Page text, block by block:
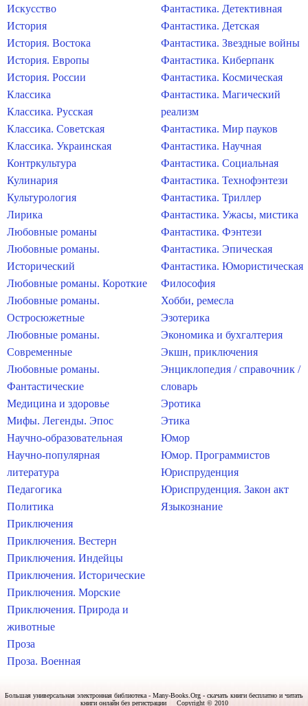
Искусство
История
История. Востока
История. Европы
История. России
Классика
Классика. Русская
Классика. Советская
Классика. Украинская
Контркультура
Кулинария
Культурология
Лирика
Любовные романы
Любовные романы.
Исторический
Любовные романы. Короткие
Любовные романы.
Остросюжетные
Любовные романы.
Современные
Любовные романы.
Фантастические
Медицина и здоровье
Мифы. Легенды. Эпос
Научно-образовательная
Научно-популярная
литература
Педагогика
Политика
Приключения
Приключения. Вестерн
Приключения. Индейцы
Приключения. Исторические
Приключения. Морские
Приключения. Природа и
животные
Проза
Проза. Военная
Фантастика. Детективная
Фантастика. Детская
Фантастика. Звездные войны
Фантастика. Киберпанк
Фантастика. Космическая
Фантастика. Магический
реализм
Фантастика. Мир пауков
Фантастика. Научная
Фантастика. Социальная
Фантастика. Технофэнтези
Фантастика. Триллер
Фантастика. Ужасы, мистика
Фантастика. Фэнтези
Фантастика. Эпическая
Фантастика. Юмористическая
Философия
Хобби, ремесла
Эзотерика
Экономика и бухгалтерия
Экшн, приключения
Энциклопедия / справочник /
словарь
Эротика
Этика
Юмор
Юмор. Программистов
Юриспруденция
Юриспруденция. Закон акт
Языкознание
Большая универсальная электронная библиотека - Many-Books.Org - скачать книги бесплатно и читать
книги онлайн без регистрации Copyright © 2010